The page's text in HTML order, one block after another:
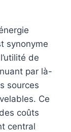
synonyme
de
par là-
sources
Ce
coûts
central